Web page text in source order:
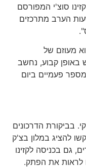
סוצ'י המפורסם
הערב מתרכזים
הוא מעוזם של
באופן קבוע, נחשב
פעמיים ביום
הסקי. בביקורת הדרכונים
להציג במלון בצ'ק
גם בכניסה לקזינו
לראות את הפתק.